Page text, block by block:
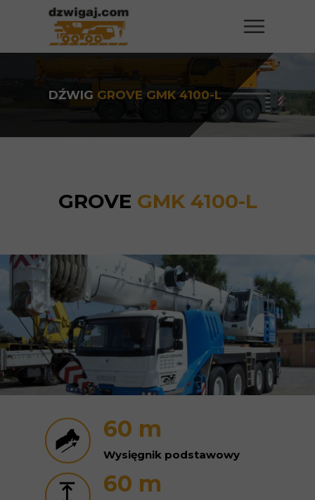
60 m
60 m
Wysięgnik podstawowy
GROVE GMK 4100-L
DŹWIG GROVE GMK 4100-L